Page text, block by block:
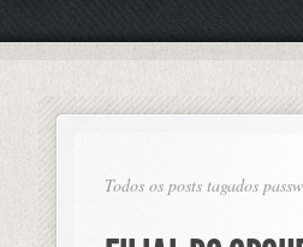
Todos os posts tagados